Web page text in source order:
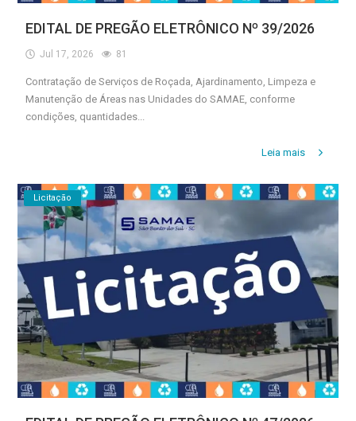
EDITAL DE PREGÃO ELETRÔNICO Nº 39/2026
Jul 17, 2026 81
Contratação de Serviços de Roçada, Ajardinamento, Limpeza e
Manutenção de Áreas nas Unidades do SAMAE, conforme
condições, quantidades...
Leia mais
Licitação